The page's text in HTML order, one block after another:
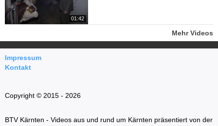
01:42
Mehr Videos
Impressum
Kontakt
Copyright © 2015 - 2026
BTV Kärnten - Videos aus und rund um Kärnten präsentiert von der